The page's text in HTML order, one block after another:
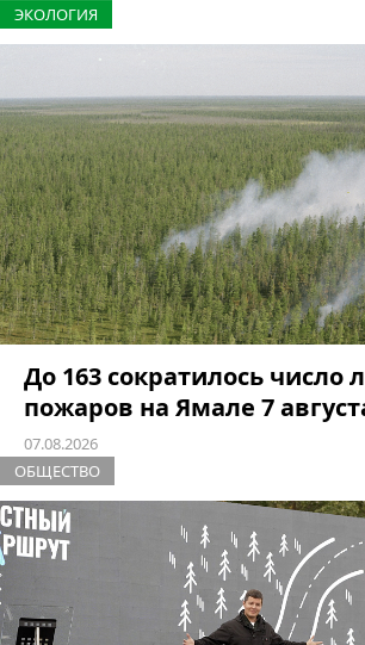
ЭКОЛОГИЯ
До 163 сократилось число
пожаров на Ямале 7
07.08.2026
ОБЩЕСТВО